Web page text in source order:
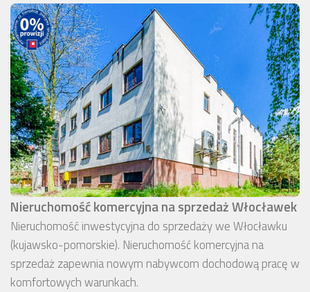
Nieruchomość komercyjna na sprzedaż Włocławek
Nieruchomość inwestycyjna do sprzedaży we Włocławku
(kujawsko-pomorskie). Nieruchomość komercyjna na
sprzedaż zapewnia nowym nabywcom dochodową pracę w
komfortowych warunkach.